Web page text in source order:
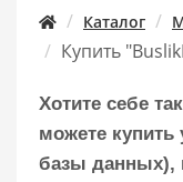
Каталог
Купить
Хотите себе
можете купить
базы данных),